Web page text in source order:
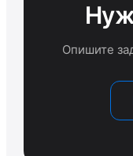
Опишите